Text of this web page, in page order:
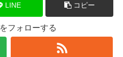
LINE コピー
フォローする